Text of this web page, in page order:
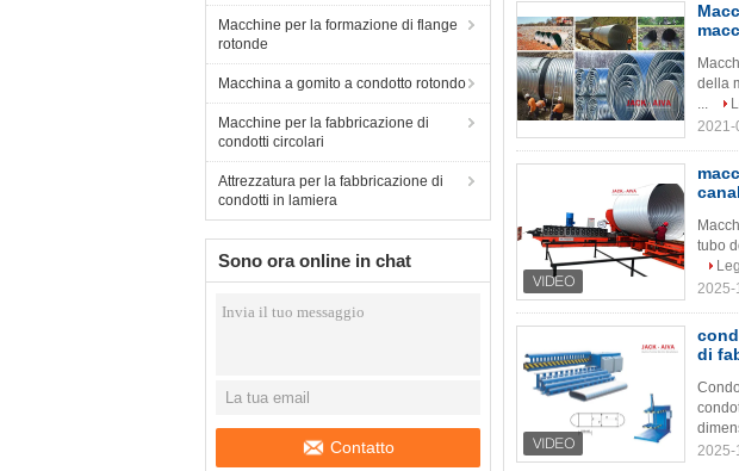
Macchine per la formazione di flange
rotonde
Macchina a gomito a condotto rotondo
Macchine per la fabbricazione di
condotti circolari
Attrezzatura per la fabbricazione di
condotti in lamiera
Sono ora online in chat
Contatto
della
...
2021-
tubo
2025-
di
2025-